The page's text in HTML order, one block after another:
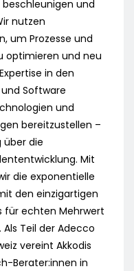
und
nutzen
um Prozesse und
optimieren und neu
in den
und Software
und
bereitzustellen –
über die
Mit
die exponentielle
den einzigartigen
für echten Mehrwert
Teil der Adecco
vereint Akkodis
Berater:innen in